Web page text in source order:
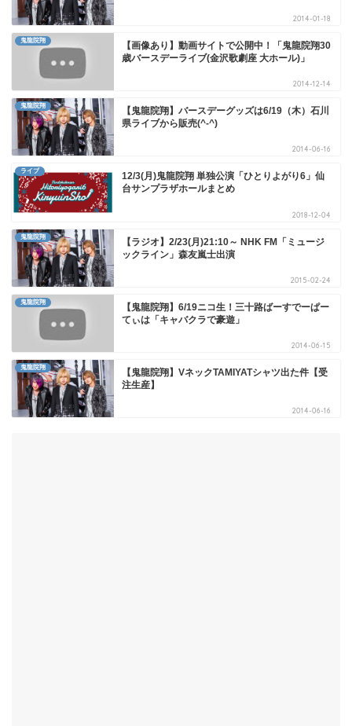
2014-01-18
鬼龍院翔
【画像あり】動画サイトで公開中！「鬼龍院翔30
歳バースデーライブ(金沢歌劇座 大ホール)」
2014-12-14
鬼龍院翔
【鬼龍院翔】バースデーグッズは6/19（木）石川
県ライブから販売(^-^)
2014-06-16
ライブ
12/3(月)鬼龍院翔 単独公演「ひとりよがり6」仙
台サンプラザホールまとめ
2018-12-04
鬼龍院翔
【ラジオ】2/23(月)21:10～ NHK FM「ミュージ
ックライン」森友嵐士出演
2015-02-24
鬼龍院翔
【鬼龍院翔】6/19ニコ生！三十路ばーすでーぱー
てぃは「キャバクラで豪遊」
2014-06-15
鬼龍院翔
【鬼龍院翔】VネックTAMIYATシャツ出た件【受
注生産】
2014-06-16